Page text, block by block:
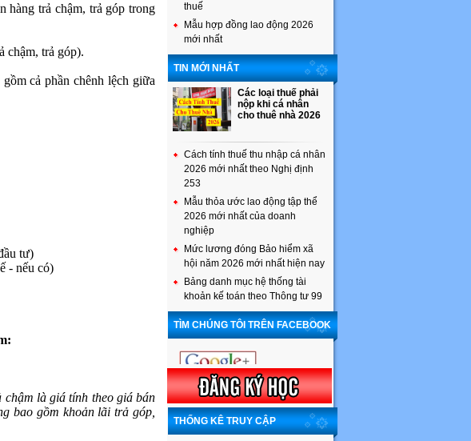
hàng trả chậm, trả góp trong
chậm, trả góp).
cả phần chênh lệch giữa
tư)
- nếu có)
là giá tính theo giá bán
bao gồm khoản lãi trả góp,
thuế
Mẫu hợp đồng lao động 2026
mới nhất
TIN MỚI NHẤT
Các loại thuế phải
nộp khi cá nhân
cho thuê nhà 2026
Cách tính thuế thu nhập cá nhân
2026 mới nhất theo Nghị định
253
Mẫu thỏa ước lao động tập thể
2026 mới nhất của doanh
nghiệp
Mức lương đóng Bảo hiểm xã
hội năm 2026 mới nhất hiện nay
Bảng danh mục hệ thống tài
khoản kế toán theo Thông tư 99
TÌM CHÚNG TÔI TRÊN FACEBOOK
THỐNG KÊ TRUY CẬP